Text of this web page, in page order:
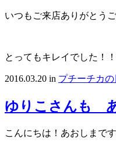
いつもご来店ありがとうご
とってもキレイでした！！
2016.03.20 in プチーチカの
ゆりこさんも
こんにちは！あおしまです